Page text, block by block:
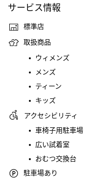
サービス情報
標準店
取扱商品
ウィメンズ
メンズ
ティーン
キッズ
アクセシビリティ
車椅子用駐車場
広い試着室
おむつ交換台
駐車場あり